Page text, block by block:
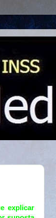
explicar